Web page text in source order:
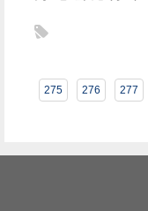
275
276 277